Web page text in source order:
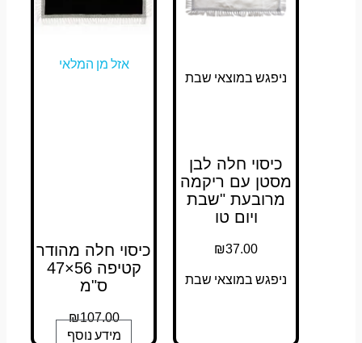
ניפגש במוצאי שבת
כיסוי חלה לבן
מסטן עם ריקמה
מרובעת "שבת
ויום טו
₪37.00
ניפגש במוצאי שבת
אזל מן המלאי
כיסוי חלה מהודר
קטיפה 56×47
ס"מ
₪107.00
מידע נוסף